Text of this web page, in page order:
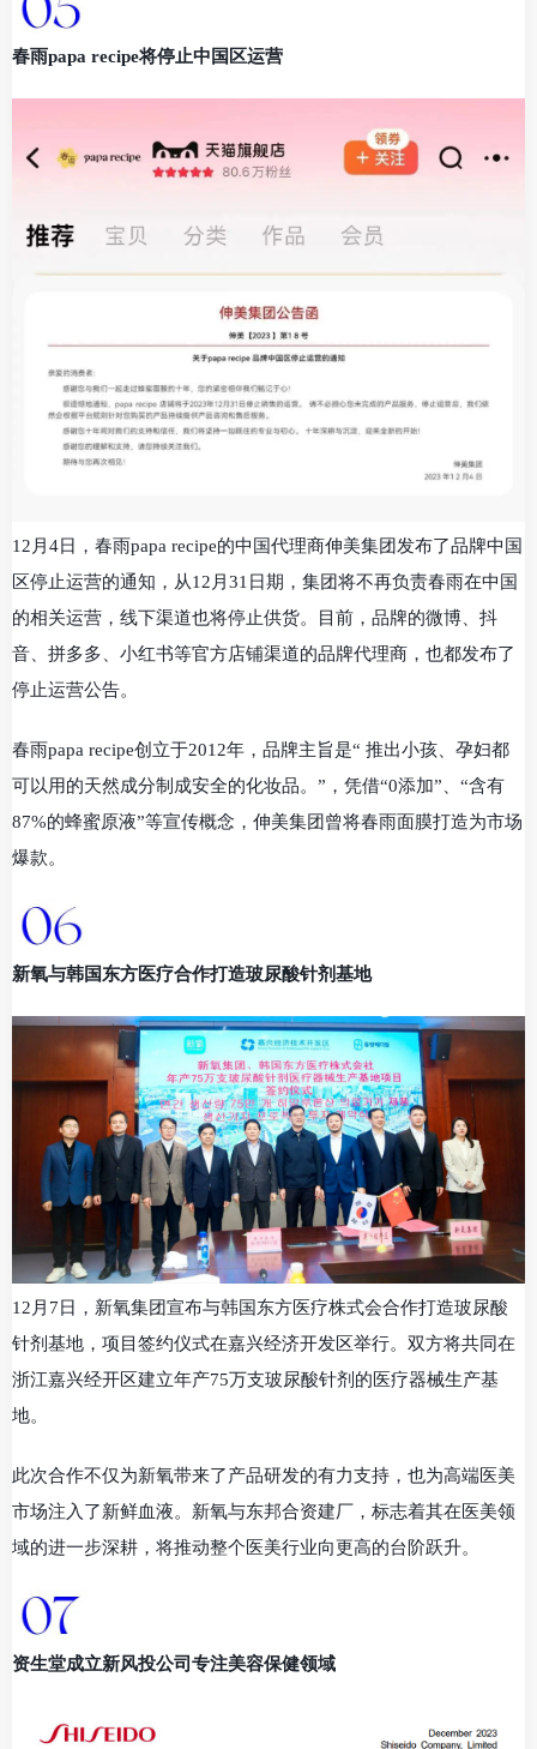
春雨papa recipe将停止中国区运营
12月4日，春雨papa recipe的中国代理商伸美集团发布了品牌中国
区停止运营的通知，从12月31日期，集团将不再负责春雨在中国
的相关运营，线下渠道也将停止供货。目前，品牌的微博、抖
音、拼多多、小红书等官方店铺渠道的品牌代理商，也都发布了
停止运营公告。
春雨papa recipe创立于2012年，品牌主旨是“ 推出小孩、孕妇都
可以用的天然成分制成安全的化妆品。”，凭借“0添加”、“含有
87%的蜂蜜原液”等宣传概念，伸美集团曾将春雨面膜打造为市场
爆款。
新氧与韩国东方医疗合作打造玻尿酸针剂基地
12月7日，新氧集团宣布与韩国东方医疗株式会合作打造玻尿酸
针剂基地，项目签约仪式在嘉兴经济开发区举行。双方将共同在
浙江嘉兴经开区建立年产75万支玻尿酸针剂的医疗器械生产基
地。
此次合作不仅为新氧带来了产品研发的有力支持，也为高端医美
市场注入了新鲜血液。新氧与东邦合资建厂，标志着其在医美领
域的进一步深耕，将推动整个医美行业向更高的台阶跃升。
资生堂成立新风投公司专注美容保健领域